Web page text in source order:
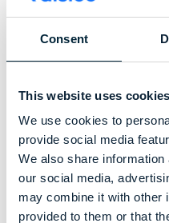
Consent
This website uses cookies
We use cookies to
provide social media
We also share
our social media,
may combine it with other
provided to them or that
le
salles